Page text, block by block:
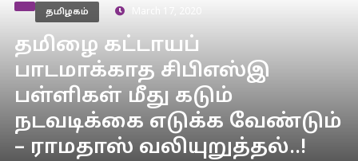
தமிழகம்
தமிழை கட்டாயப்
பாடமாக்காத சிபிஎஸ்இ
பள்ளிகள் மீது கடும்
நடவடிக்கை எடுக்க வேண்டும்
– ராமதாஸ் வலியுறுத்தல்..!